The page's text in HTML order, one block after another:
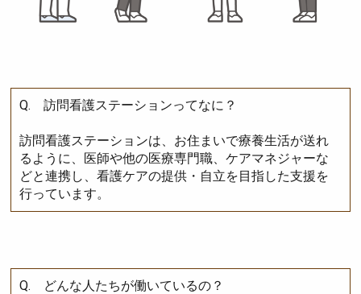
Q. 訪問看護ステーションってなに？
訪問看護ステーションは、お住まいで療養生活が送れ
るように、医師や他の医療専門職、ケアマネジャーな
どと連携し、看護ケアの提供・自立を目指した支援を
行っています。
Q. どんな人たちが働いているの？